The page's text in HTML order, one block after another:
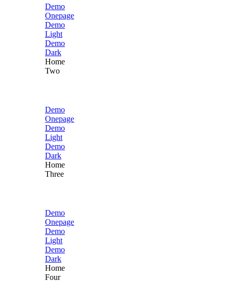
Demo
Onepage
Demo
Light
Demo
Dark
Home
Two
Demo
Onepage
Demo
Light
Demo
Dark
Home
Three
Demo
Onepage
Demo
Light
Demo
Dark
Home
Four